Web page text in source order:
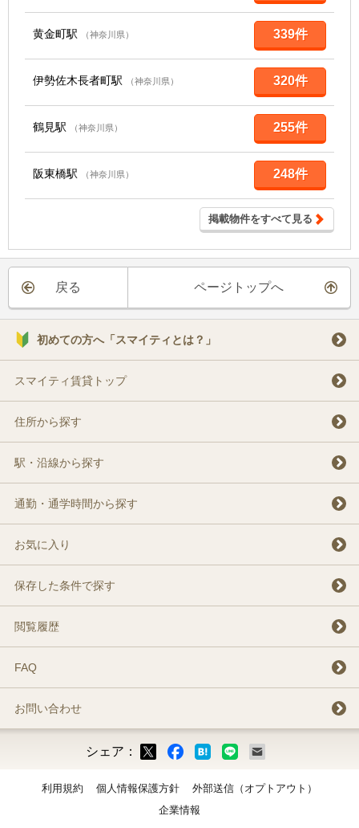
黄金町駅 （神奈川県） 339件
伊勢佐木長者町駅 （神奈川県） 320件
鶴見駅 （神奈川県） 255件
阪東橋駅 （神奈川県） 248件
掲載物件をすべて見る
戻る ページトップへ
初めての方へ「スマイティとは？」
スマイティ賃貸トップ
住所から探す
駅・沿線から探す
通勤・通学時間から探す
お気に入り
保存した条件で探す
閲覧履歴
FAQ
お問い合わせ
シェア：
利用規約 個人情報保護方針
外部送信（オプトアウト）
企業情報